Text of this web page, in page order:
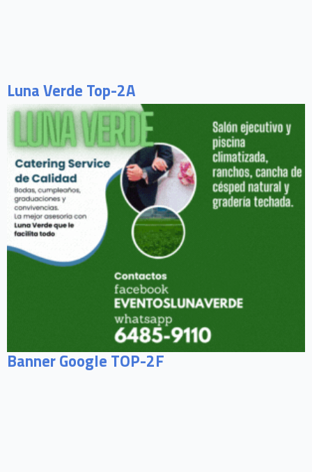
Luna Verde Top-2A
Banner Google TOP-2F